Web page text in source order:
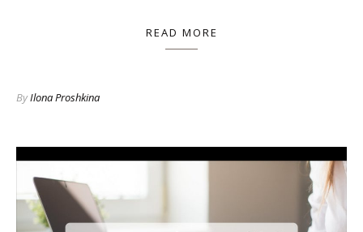
READ MORE
ByIlona Proshkina